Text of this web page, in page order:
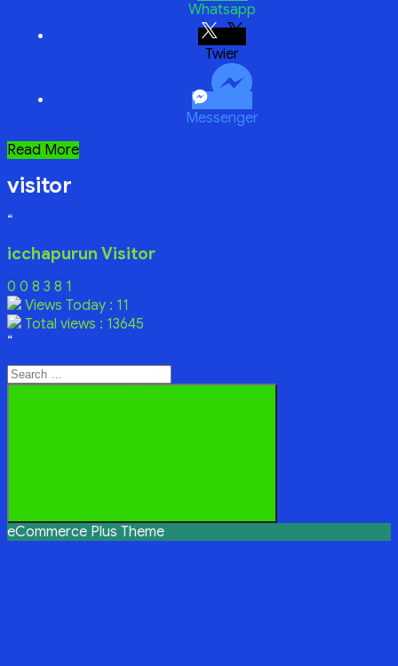
Whatsapp
Twitter
Messenger
কোথায়
Read More
visitor
“
icchapurun Visitor
0 0 8 3 8 1
Views Today : 11
Total views : 13645
“
Search
for:
eCommerce Plus Theme